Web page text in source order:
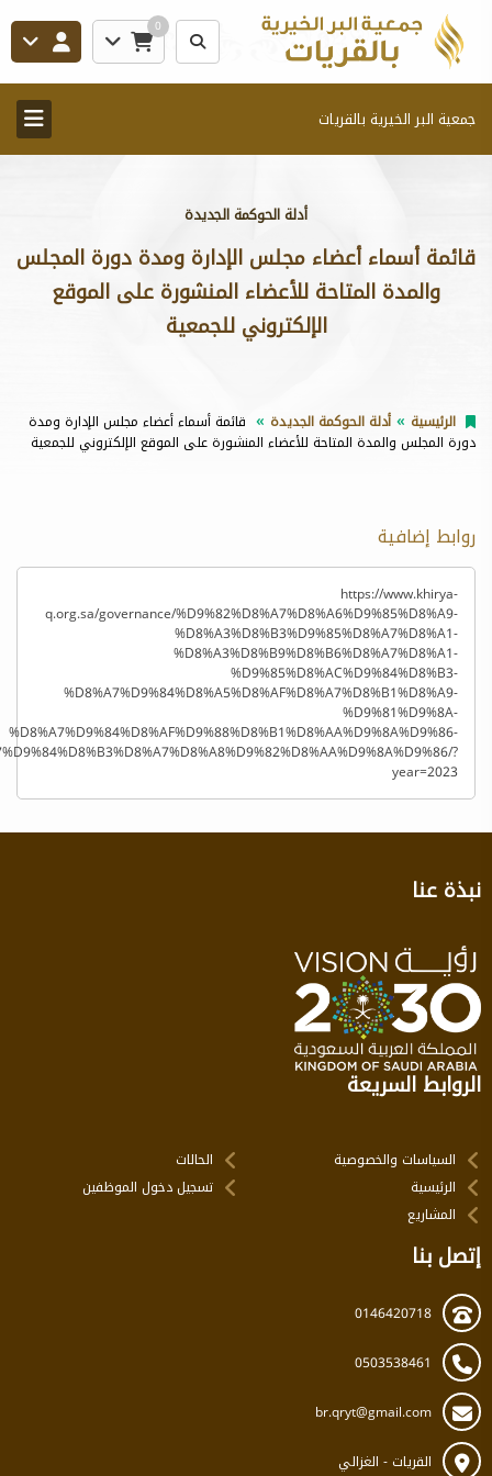
0
جمعية البر الخيرية بالقريات
أدلة الحوكمة الجديدة
قائمة أسماء أعضاء مجلس الإدارة ومدة دورة المجلس
والمدة المتاحة للأعضاء المنشورة على الموقع
الإلكتروني للجمعية
الرئيسية أدلة الحوكمة الجديدة
قائمة أسماء أعضاء مجلس الإدارة ومدة
دورة المجلس والمدة المتاحة للأعضاء المنشورة على الموقع الإلكتروني للجمعية
روابط إضافية
https://www.khirya-
q.org.sa/governance/%D9%82%D8%A7%D8%A6%D9%85%D8%A9-
%D8%A3%D8%B3%D9%85%D8%A7%D8%A1-
%D8%A3%D8%B9%D8%B6%D8%A7%D8%A1-
%D9%85%D8%AC%D9%84%D8%B3-
%D8%A7%D9%84%D8%A5%D8%AF%D8%A7%D8%B1%D8%A9-
%D9%81%D9%8A-
%D8%A7%D9%84%D8%AF%D9%88%D8%B1%D8%AA%D9%8A%D9%86-
?
year=2023
نبذة عنا
الروابط السريعة
السياسات والخصوصية
الرئيسية
المشاريع
الحالات
تسجيل دخول الموظفين
إتصل بنا
0146420718
0503538461
br.qryt@gmail.com
القريات - الغزالي